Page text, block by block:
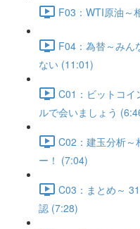
F03：WTI原油～
F04：為替～みん
ない (11:01)
C01：ビットコイ
ルで会いましょう
C02：建玉分析～
ー！ (7:04)
C03：まとめ～
認 (7:28)